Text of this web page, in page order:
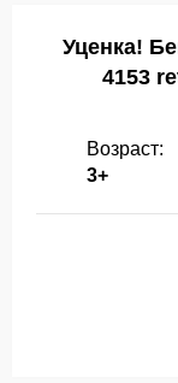
Уценка!
4153
Возраст:
3+